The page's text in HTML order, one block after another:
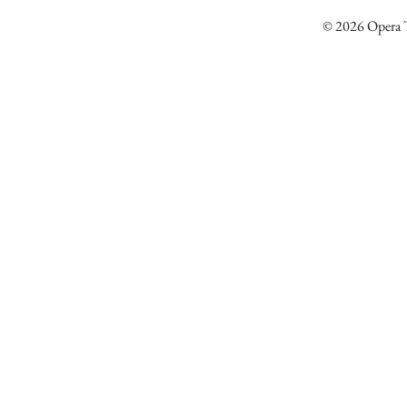
© 2026 Opera